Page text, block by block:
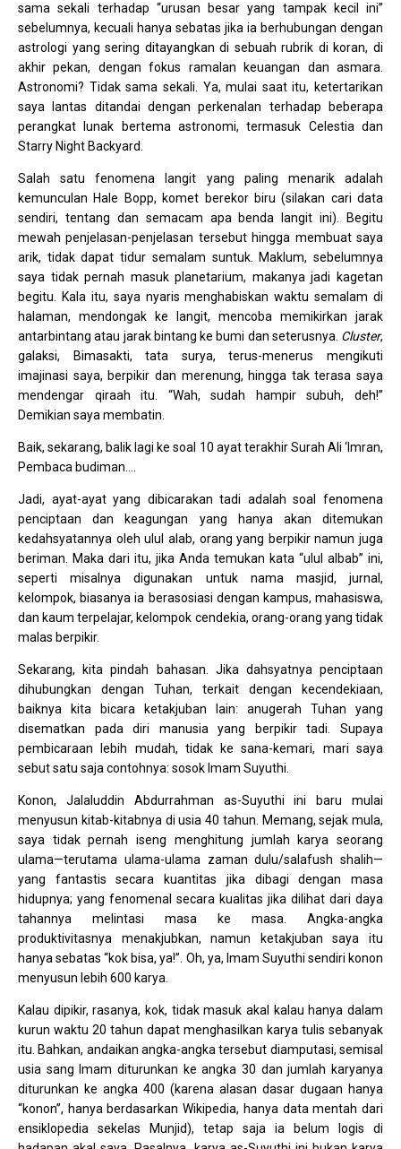
sama sekali terhadap “urusan besar yang tampak kecil ini”
sebelumnya, kecuali hanya sebatas jika ia berhubungan dengan
astrologi yang sering ditayangkan di sebuah rubrik di koran, di
akhir pekan, dengan fokus ramalan keuangan dan asmara.
Astronomi? Tidak sama sekali. Ya, mulai saat itu, ketertarikan
saya lantas ditandai dengan perkenalan terhadap beberapa
perangkat lunak bertema astronomi, termasuk Celestia dan
Starry Night Backyard.
Salah satu fenomena langit yang paling menarik adalah
kemunculan Hale Bopp, komet berekor biru (silakan cari data
sendiri, tentang dan semacam apa benda langit ini). Begitu
mewah penjelasan-penjelasan tersebut hingga membuat saya
arik, tidak dapat tidur semalam suntuk. Maklum, sebelumnya
saya tidak pernah masuk planetarium, makanya jadi kagetan
begitu. Kala itu, saya nyaris menghabiskan waktu semalam di
halaman, mendongak ke langit, mencoba memikirkan jarak
antarbintang atau jarak bintang ke bumi dan seterusnya. Cluster,
galaksi, Bimasakti, tata surya, terus-menerus mengikuti
imajinasi saya, berpikir dan merenung, hingga tak terasa saya
mendengar qiraah itu. “Wah, sudah hampir subuh, deh!”
Demikian saya membatin.
Baik, sekarang, balik lagi ke soal 10 ayat terakhir Surah Ali ‘Imran,
Pembaca budiman….
Jadi, ayat-ayat yang dibicarakan tadi adalah soal fenomena
penciptaan dan keagungan yang hanya akan ditemukan
kedahsyatannya oleh ulul alab, orang yang berpikir namun juga
beriman. Maka dari itu, jika Anda temukan kata “ulul albab” ini,
seperti misalnya digunakan untuk nama masjid, jurnal,
kelompok, biasanya ia berasosiasi dengan kampus, mahasiswa,
dan kaum terpelajar, kelompok cendekia, orang-orang yang tidak
malas berpikir.
Sekarang, kita pindah bahasan. Jika dahsyatnya penciptaan
dihubungkan dengan Tuhan, terkait dengan kecendekiaan,
baiknya kita bicara ketakjuban lain: anugerah Tuhan yang
disematkan pada diri manusia yang berpikir tadi. Supaya
pembicaraan lebih mudah, tidak ke sana-kemari, mari saya
sebut satu saja contohnya: sosok Imam Suyuthi.
Konon, Jalaluddin Abdurrahman as-Suyuthi ini baru mulai
menyusun kitab-kitabnya di usia 40 tahun. Memang, sejak mula,
saya tidak pernah iseng menghitung jumlah karya seorang
ulama—terutama ulama-ulama zaman dulu/salafush shalih—
yang fantastis secara kuantitas jika dibagi dengan masa
hidupnya; yang fenomenal secara kualitas jika dilihat dari daya
tahannya melintasi masa ke masa. Angka-angka
produktivitasnya menakjubkan, namun ketakjuban saya itu
hanya sebatas “kok bisa, ya!”. Oh, ya, Imam Suyuthi sendiri konon
menyusun lebih 600 karya.
Kalau dipikir, rasanya, kok, tidak masuk akal kalau hanya dalam
kurun waktu 20 tahun dapat menghasilkan karya tulis sebanyak
itu. Bahkan, andaikan angka-angka tersebut diamputasi, semisal
usia sang Imam diturunkan ke angka 30 dan jumlah karyanya
diturunkan ke angka 400 (karena alasan dasar dugaan hanya
“konon”, hanya berdasarkan Wikipedia, hanya data mentah dari
ensiklopedia sekelas Munjid), tetap saja ia belum logis di